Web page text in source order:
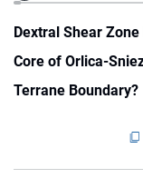
Dextral Shear
Core of Orlica-
Terrane Boundary?